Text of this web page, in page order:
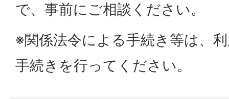
で、事前にご相談ください。
※関係法令による手続き等は、
手続きを行ってください。